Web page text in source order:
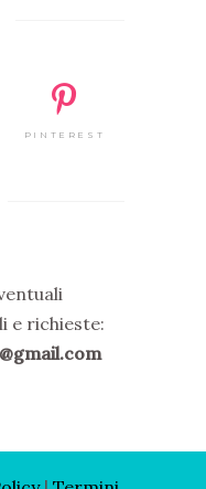
PINTEREST
e richieste: